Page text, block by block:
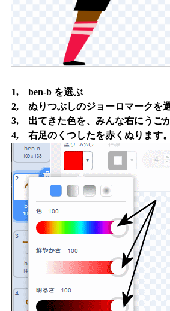
1, ben-b を選ぶ
2, ぬりつぶしのジョーロマークを
3, 出てきた色を、みんな右にうご
4, 右足のくつしたを赤くぬります。